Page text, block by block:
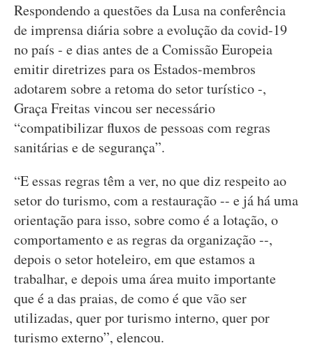
Respondendo a questões da Lusa na conferência
de imprensa diária sobre a evolução da covid-19
no país - e dias antes de a Comissão Europeia
emitir diretrizes para os Estados-membros
adotarem sobre a retoma do setor turístico -,
Graça Freitas vincou ser necessário
“compatibilizar fluxos de pessoas com regras
sanitárias e de segurança”.
“E essas regras têm a ver, no que diz respeito ao
setor do turismo, com a restauração -- e já há uma
orientação para isso, sobre como é a lotação, o
comportamento e as regras da organização --,
depois o setor hoteleiro, em que estamos a
trabalhar, e depois uma área muito importante
que é a das praias, de como é que vão ser
utilizadas, quer por turismo interno, quer por
turismo externo”, elencou.